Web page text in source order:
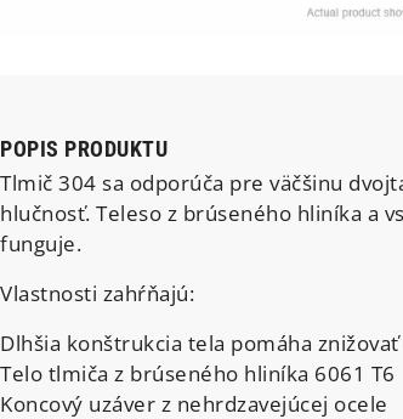
POPIS PRODUKTU
Tlmič 304 sa odporúča pre väčšinu
hlučnosť. Teleso z brúseného hliníka a
funguje.
Vlastnosti zahŕňajú:
Dlhšia konštrukcia tela pomáha
Telo tlmiča z brúseného hliníka 6061 T6
Koncový uzáver z nehrdzavejúcej ocele